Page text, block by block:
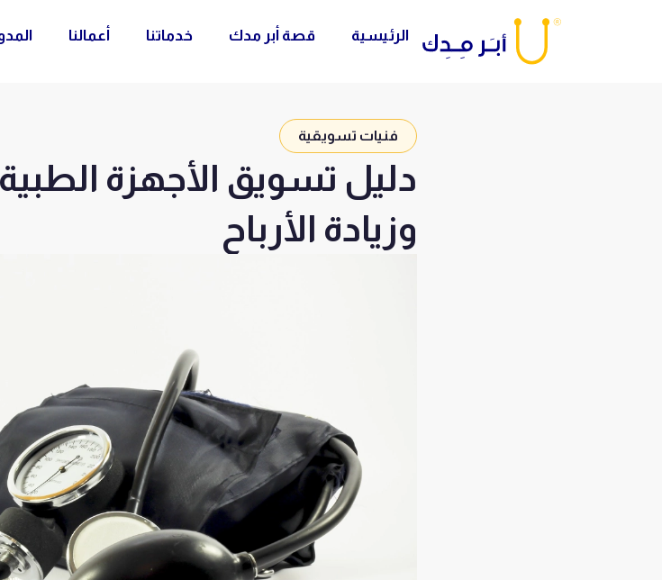
الرئيسية قصة أبر مدك خدماتنا أعمالنا
فنيات تسويقية
دليل تسويق الأجهزة
وزيادة الأرباح